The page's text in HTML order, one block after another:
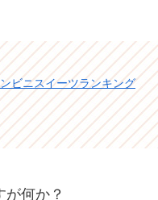
ビニスイーツランキング
何か？